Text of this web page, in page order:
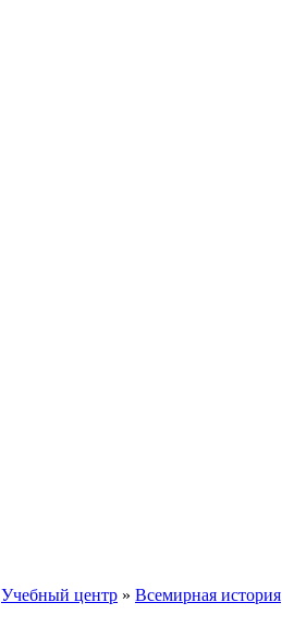
Учебный центр » Всемирная история